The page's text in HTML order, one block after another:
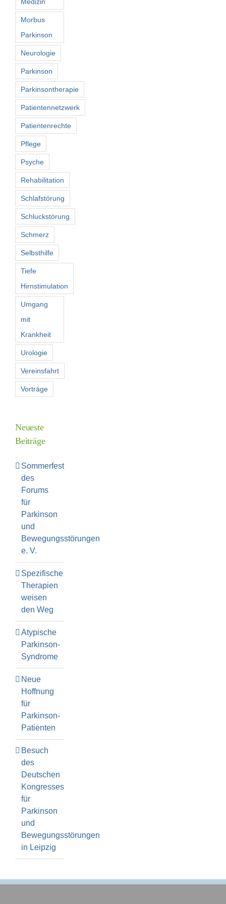
Morbus
Parkinson
Neurologie
Parkinson
Parkinsontherapie
Patientennetzwerk
Patientenrechte
Pflege
Psyche
Rehabilitation
Schlafstörung
Schluckstörung
Schmerz
Selbsthilfe
Tiefe
Hirnstimulation
Umgang
mit
Krankheit
Urologie
Vereinsfahrt
Vorträge
Neueste
Beiträge
Sommerfest
des
Forums
für
Parkinson
und
Bewegungsstörungen
e. V.
Spezifische
Therapien
weisen
den Weg
Atypische
Parkinson-
Syndrome
Neue
Hoffnung
für
Parkinson-
Patienten
Besuch
des
Deutschen
Kongresses
für
Parkinson
und
Bewegungsstörungen
in Leipzig